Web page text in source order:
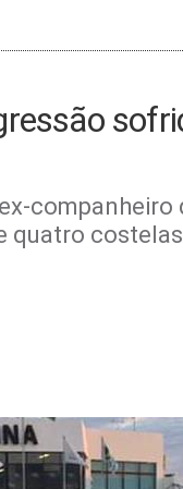
companheiro
quatro